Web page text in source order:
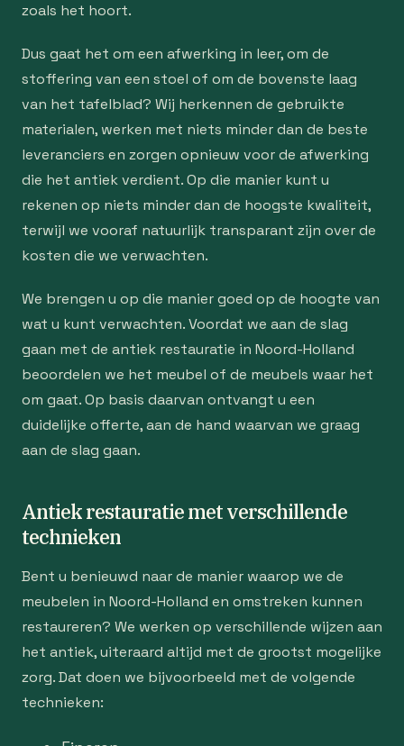
zoals het hoort.
Dus gaat het om een afwerking in leer, om de
stoffering van een stoel of om de bovenste laag
van het tafelblad? Wij herkennen de gebruikte
materialen, werken met niets minder dan de beste
leveranciers en zorgen opnieuw voor de afwerking
die het antiek verdient. Op die manier kunt u
rekenen op niets minder dan de hoogste kwaliteit,
terwijl we vooraf natuurlijk transparant zijn over de
kosten die we verwachten.
We brengen u op die manier goed op de hoogte van
wat u kunt verwachten. Voordat we aan de slag
gaan met de antiek restauratie in Noord-Holland
beoordelen we het meubel of de meubels waar het
om gaat. Op basis daarvan ontvangt u een
duidelijke offerte, aan de hand waarvan we graag
aan de slag gaan.
Antiek restauratie met verschillende
technieken
Bent u benieuwd naar de manier waarop we de
meubelen in Noord-Holland en omstreken kunnen
restaureren? We werken op verschillende wijzen aan
het antiek, uiteraard altijd met de grootst mogelijke
zorg. Dat doen we bijvoorbeeld met de volgende
technieken: